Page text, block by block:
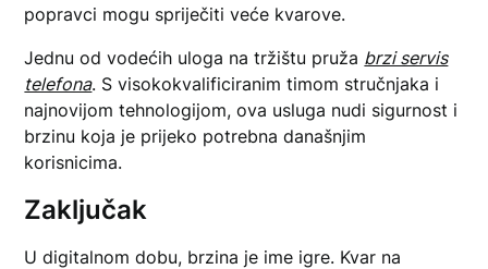
popravci mogu spriječiti veće kvarove.
Jednu od vodećih uloga na tržištu pruža brzi servis
telefona. S visokokvalificiranim timom stručnjaka i
najnovijom tehnologijom, ova usluga nudi sigurnost i
brzinu koja je prijeko potrebna današnjim
korisnicima.
Zaključak
U digitalnom dobu, brzina je ime igre. Kvar na